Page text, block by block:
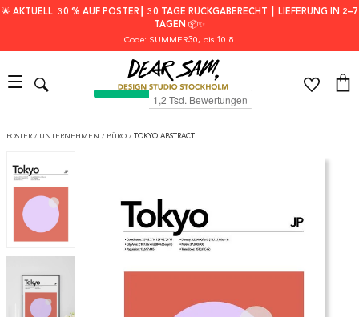
🌟 AKTUELL: 30 % AUF POSTER┃ 30 TAGE RÜCKGABERECHT ┃ LIEFERUNG IN 2–7
TAGEN 📦✨
Code: SUMMER30, bis 10.8.
POSTER / UNTERNEHMEN / BÜRO / TOKYO ABSTRACT